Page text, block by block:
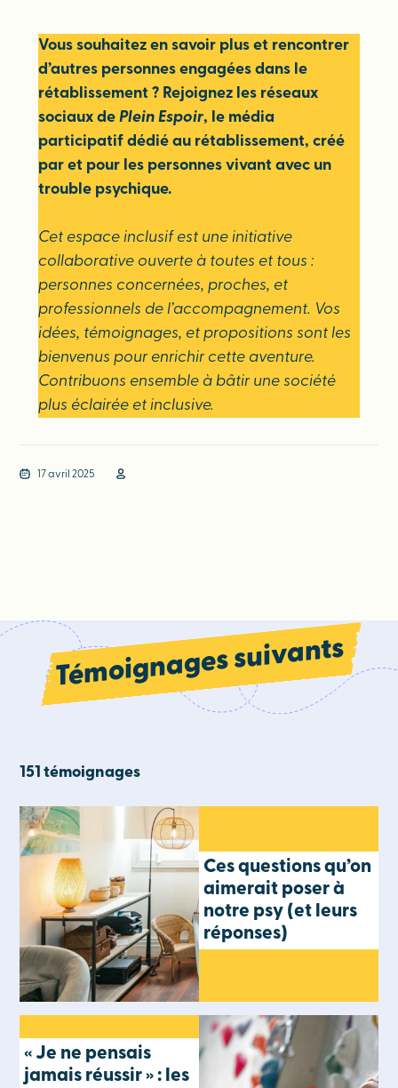
Vous souhaitez en savoir plus et rencontrer
d’autres personnes engagées dans le
rétablissement ? Rejoignez les réseaux
sociaux de Plein Espoir, le média
participatif dédié au rétablissement, créé
par et pour les personnes vivant avec un
trouble psychique.
Cet espace inclusif est une initiative
collaborative ouverte à toutes et tous :
personnes concernées, proches, et
professionnels de l’accompagnement. Vos
idées, témoignages, et propositions sont les
bienvenus pour enrichir cette aventure.
Contribuons ensemble à bâtir une société
plus éclairée et inclusive.
17 avril 2025
Témoignages suivants
151 témoignages
Ces questions qu’on
aimerait poser à
notre psy (et leurs
réponses)
« Je ne pensais
jamais réussir » : les